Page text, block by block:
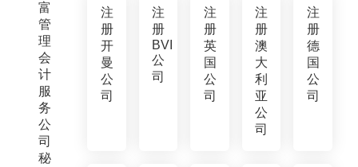
富
管
理
会
计
服
务
公
司
秘
注
册
开
曼
公
司
注
册
BVI
公
司
注
册
英
国
公
司
注
册
澳
大
利
亚
公
司
注
册
德
国
公
司